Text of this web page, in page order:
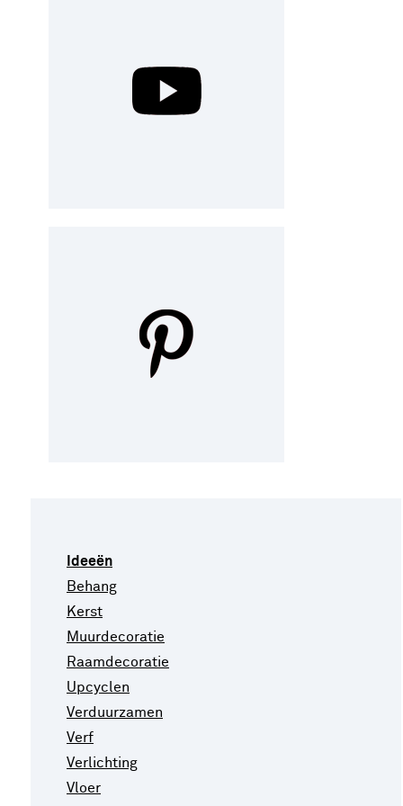
Ideeën
Behang
Kerst
Muurdecoratie
Raamdecoratie
Upcyclen
Verduurzamen
Verf
Verlichting
Vloer